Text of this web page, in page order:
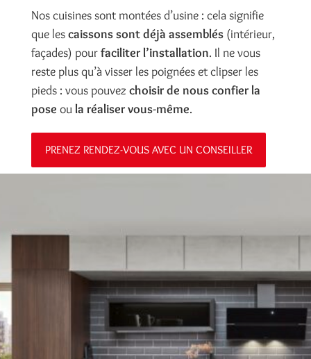
Nos cuisines sont montées d’usine : cela signifie
que lescaissons sont déjà assemblés(intérieur,
façades) pourfaciliter l’installation. Il ne vous
reste plus qu’à visser les poignées et clipser les
pieds : vous pouvez choisir de nous confier la
pose ou la réaliser vous-même.
PRENEZ RENDEZ-VOUS AVEC UN CONSEILLER